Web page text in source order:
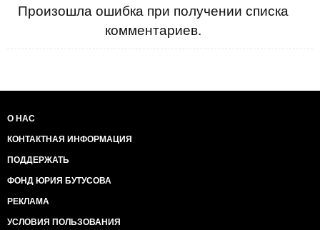
Произошла ошибка при получении списка
комментариев.
О НАС
КОНТАКТНАЯ ИНФОРМАЦИЯ
ПОДДЕРЖАТЬ
ФОНД ЮРИЯ БУТУСОВА
РЕКЛАМА
УСЛОВИЯ ПОЛЬЗОВАНИЯ